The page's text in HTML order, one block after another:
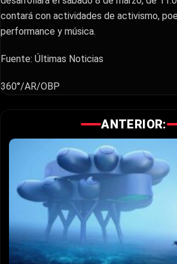
contará con actividades de activismo,
performance y música.
Fuente: Últimas Noticias
360°/AR/OBP
ANTERIOR: